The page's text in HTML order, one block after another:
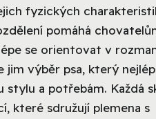
fyzických
pomáhá
se orientovat v
jim výběr psa, který
a potřebám. Každá
které sdružují plemena s